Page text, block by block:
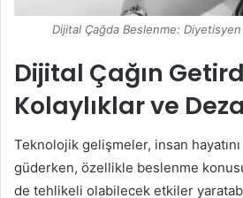
Dijital Çağda Beslenme:
Dijital Çağın
Kolaylıklar ve
Teknolojik gelişmeler, insan hayatını
güderken, özellikle beslenme
de tehlikeli olabilecek etkiler